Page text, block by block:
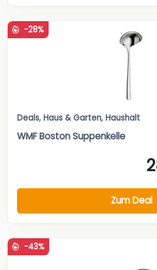
-28%
Deals, Haus & Garten, Haushalt
WMF Boston Suppenkelle
Zum Deal
-43%